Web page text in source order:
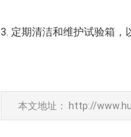
3. 定期清洁和维护试验箱
本文地址： http://